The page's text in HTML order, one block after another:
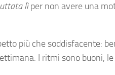
lìper non avere una
più che soddisfacente:
I ritmi sono buoni,